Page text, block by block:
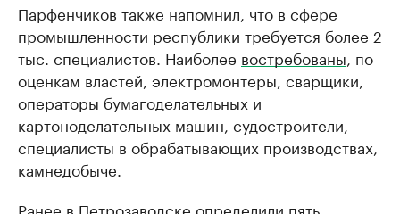
Парфенчиков также напомнил, что в сфере
промышленности республики требуется более 2
тыс. специалистов. Наиболее востребованы, по
оценкам властей, электромонтеры, сварщики,
операторы бумагоделательных и
картоноделательных машин, судостроители,
специалисты в обрабатывающих производствах,
камнедобыче.
Ранее в Петрозаводске определили пять